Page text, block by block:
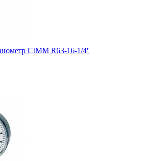
CIMM R63-16-1/4''